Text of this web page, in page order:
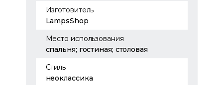
Изготовитель
LampsShop
Место использования
спальня; гостиная; столовая
Стиль
неоклассика